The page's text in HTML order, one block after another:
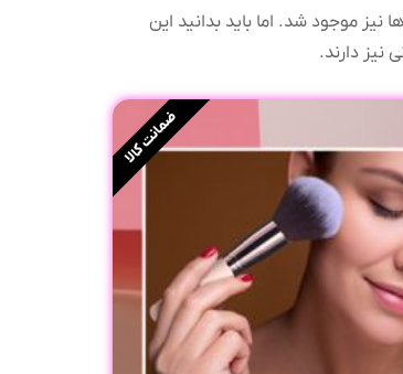
موجود شد. اما باید بدانید این
نیز دارند.
ضمانت کالا